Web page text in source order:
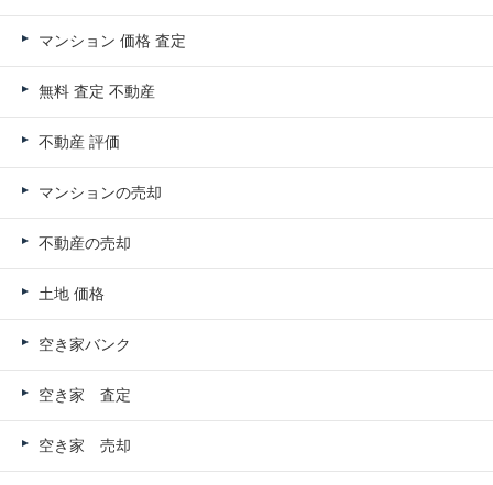
マンション 価格 査定
無料 査定 不動産
不動産 評価
マンションの売却
不動産の売却
土地 価格
空き家バンク
空き家 査定
空き家 売却